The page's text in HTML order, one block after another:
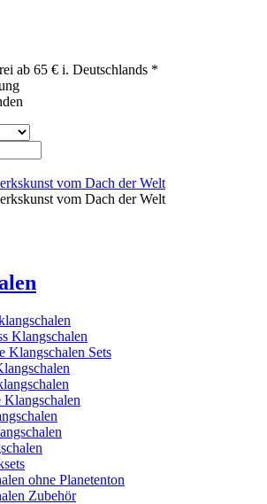
ab 65 € i. Deutschlands *
Klangschalen
Klangschalen Sets
Klangschalen
ohne Planetenton
Zubehör